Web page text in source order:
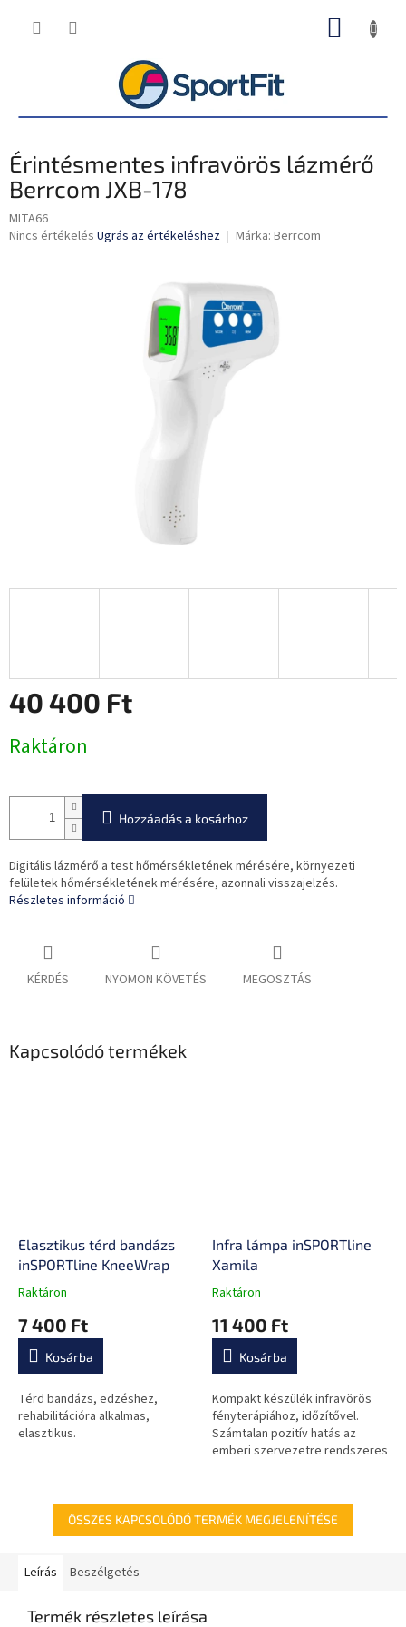
KOSÁR
Érintésmentes infravörös lázmérő
Berrcom JXB-178
MITA66
A
Nincs értékelés Ugrás az értékeléshez Márka: Berrcom
40 400 Ft
Raktáron
Hozzáadás a kosárhoz
Digitális lázmérő a test hőmérsékletének mérésére, környezeti
felületek hőmérsékletének mérésére, azonnali visszajelzés.
Részletes információ
KÉRDÉS NYOMON KÖVETÉS MEGOSZTÁS
Kapcsolódó termékek
Elasztikus térd bandázs
inSPORTline KneeWrap
A
átlagos
értékelése
0,0
csillag.
Raktáron
7 400 Ft
Kosárba
Térd bandázs, edzéshez,
rehabilitációra alkalmas,
elasztikus.
Infra lámpa inSPORTline
Xamila
A
átlagos
értékelése
0,0
csillag.
Raktáron
11 400 Ft
Kosárba
Kompakt készülék infravörös
fényterápiához, időzítővel.
Számtalan pozitív hatás az
emberi szervezetre rendszeres
ÖSSZES KAPCSOLÓDÓ TERMÉK MEGJELENÍTÉSE
Leírás Beszélgetés
Termék részletes leírása